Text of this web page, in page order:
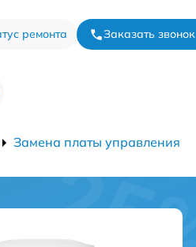
ремонта Заказать звонок
Замена платы управления